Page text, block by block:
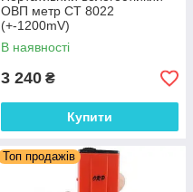
ОВП метр СТ 8022
(+-1200mV)
В наявності
3 240 ₴
Купити
Топ продажів